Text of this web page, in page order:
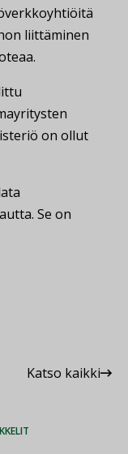
liittäminen
on ollut
Se on
Katso kaikki